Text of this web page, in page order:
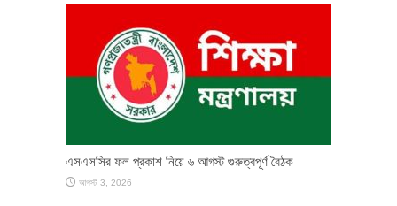
এসএসসির ফল প্রকাশ নিয়ে ৬ আগস্ট গুরুত্বপূর্ণ বৈঠক
আগস্ট 3, 2026